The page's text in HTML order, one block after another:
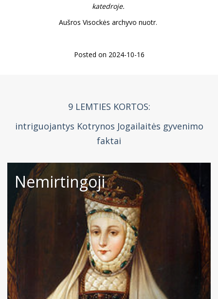
katedroje.
Aušros Visockės archyvo nuotr.
Posted on 2024-10-16
9 LEMTIES KORTOS:
intriguojantys Kotrynos Jogailaitės gyvenimo
faktai
Nemirtingoji